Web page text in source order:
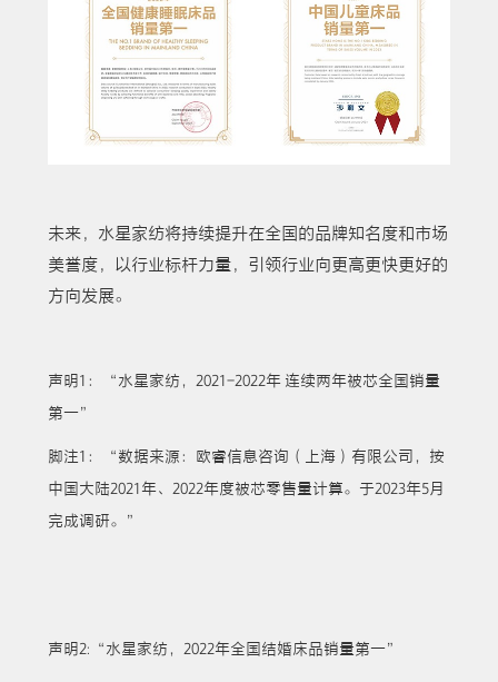
未来，水星家纺将持续提升在全国的品牌知名度和市场
美誉度，以行业标杆力量，引领行业向更高更快更好的
方向发展。
声明1：“水星家纺，2021-2022年 连续两年被芯全国销量
第一”
脚注1：“数据来源：欧睿信息咨询（上海）有限公司，按
中国大陆2021年、2022年度被芯零售量计算。于2023年5月
完成调研。”
声明2:“水星家纺，2022年全国结婚床品销量第一”